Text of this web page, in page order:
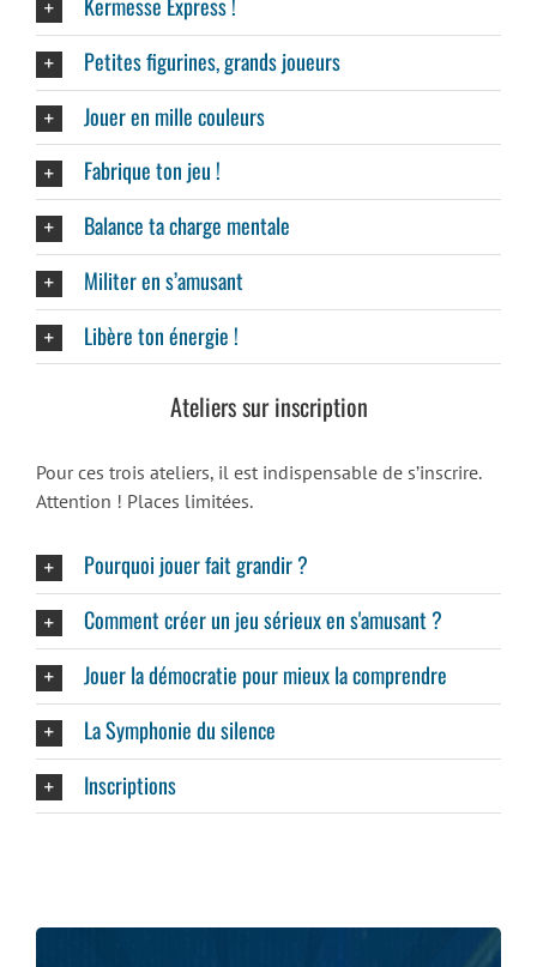
Petites figurines, grands joueurs
Jouer en mille couleurs
Fabrique ton jeu !
Balance ta charge mentale
Militer en s’amusant
Libère ton énergie !
Ateliers sur inscription
Pour ces trois ateliers, il est indispensable de s’inscrire.
Attention ! Places limitées.
Pourquoi jouer fait grandir ?
Comment créer un jeu sérieux en s'amusant ?
Jouer la démocratie pour mieux la comprendre
La Symphonie du silence
Inscriptions